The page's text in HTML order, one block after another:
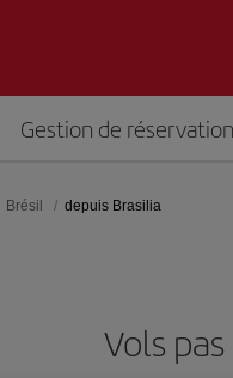
Gestion de
Brésil depuis Brasilia
Vols